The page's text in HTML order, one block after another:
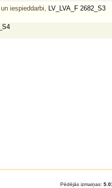
iespieddarbi, LV_LVA_F 2682_S3
Pēdējās izmaiņas: